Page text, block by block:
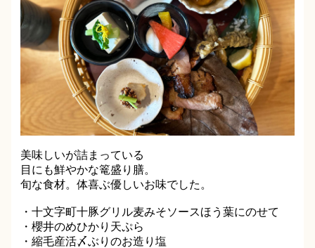
美味しいが詰まっている
目にも鮮やかな篭盛り膳。
旬な食材。体喜ぶ優しいお味でした。
・十文字町十豚グリル麦みそソースほう葉にのせて
・櫻井のめひかり天ぷら
・縮毛産活〆ぶりのお造り塩